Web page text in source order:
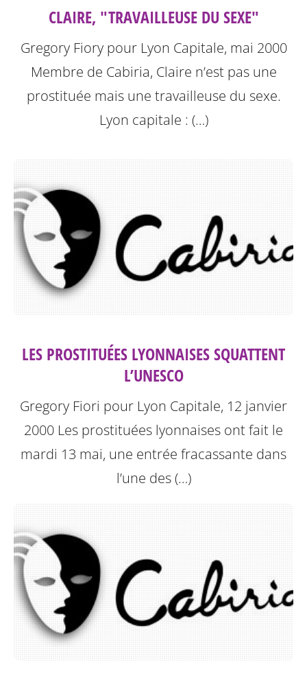
CLAIRE, "TRAVAILLEUSE DU SEXE"
Gregory Fiory pour Lyon Capitale, mai 2000
Membre de Cabiria, Claire n’est pas une
prostituée mais une travailleuse du sexe.
Lyon capitale : (…)
LES PROSTITUÉES LYONNAISES SQUATTENT
L’UNESCO
Gregory Fiori pour Lyon Capitale, 12 janvier
2000 Les prostituées lyonnaises ont fait le
mardi 13 mai, une entrée fracassante dans
l’une des (…)